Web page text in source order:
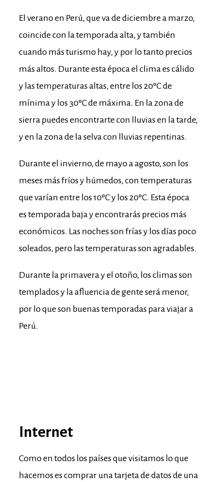
El verano en Perú, que va de diciembre a marzo,
coincide con la temporada alta, y también
cuando más turismo hay, y por lo tanto precios
más altos. Durante esta época el clima es cálido
y las temperaturas altas, entre los 20ºC de
mínima y los 30ºC de máxima. En la zona de
sierra puedes encontrarte con lluvias en la tarde,
y en la zona de la selva con lluvias repentinas.
Durante el invierno, de mayo a agosto, son los
meses más fríos y húmedos, con temperaturas
que varían entre los 10ºC y los 20ºC. Esta época
es temporada baja y encontrarás precios más
económicos. Las noches son frías y los días poco
soleados, pero las temperaturas son agradables.
Durante la primavera y el otoño, los climas son
templados y la afluencia de gente será menor,
por lo que son buenas temporadas para viajar a
Perú.
Internet
Como en todos los países que visitamos lo que
hacemos es comprar una tarjeta de datos de una